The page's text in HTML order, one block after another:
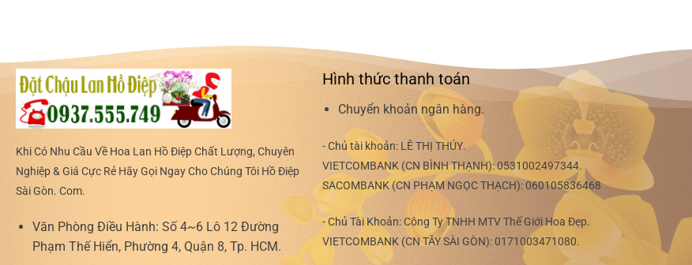
Khi Có Nhu Cầu Về Hoa Lan Hồ Điệp Chất Lượng, Chuyên
Nghiệp & Giá Cực Rẻ Hãy Gọi Ngay Cho Chúng Tôi Hồ Điệp
Sài Gòn. Com.
Văn Phòng Điều Hành: Số 4~6 Lô 12 Đường
Phạm Thế Hiển, Phường 4, Quận 8, Tp. HCM.
Hình thức thanh toán
Chuyển khoản ngân hàng.
- Chủ tài khoản: LÊ THỊ THÚY.
VIETCOMBANK (CN BÌNH THẠNH):0531002497344.
SACOMBANK (CN PHẠM NGỌC THẠCH):060105836468
- Chủ Tài Khoản: Công Ty TNHH MTV Thế Giới Hoa Đẹp.
VIETCOMBANK (CN TÂY SÀI GÒN):0171003471080.